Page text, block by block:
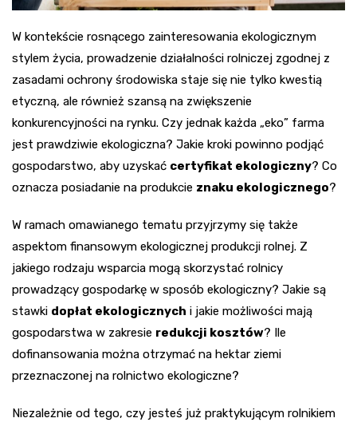
W kontekście rosnącego zainteresowania ekologicznym
stylem życia, prowadzenie działalności rolniczej zgodnej z
zasadami ochrony środowiska staje się nie tylko kwestią
etyczną, ale również szansą na zwiększenie
konkurencyjności na rynku. Czy jednak każda „eko” farma
jest prawdziwie ekologiczna? Jakie kroki powinno podjąć
gospodarstwo, aby uzyskać certyfikat ekologiczny? Co
oznacza posiadanie na produkcie znaku ekologicznego?
W ramach omawianego tematu przyjrzymy się także
aspektom finansowym ekologicznej produkcji rolnej. Z
jakiego rodzaju wsparcia mogą skorzystać rolnicy
prowadzący gospodarkę w sposób ekologiczny? Jakie są
stawki dopłat ekologicznych i jakie możliwości mają
gospodarstwa w zakresie redukcji kosztów? Ile
dofinansowania można otrzymać na hektar ziemi
przeznaczonej na rolnictwo ekologiczne?
Niezależnie od tego, czy jesteś już praktykującym rolnikiem